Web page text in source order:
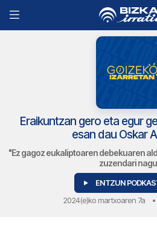
Eraikuntzan gero eta egur
esan dau Oskar
"Ez gagoz eukaliptoaren debekuaren
zuzendari
ENTZUN
2024(e)ko martxoaren 7a •